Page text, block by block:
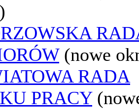
(nowe
RADA
PRACY